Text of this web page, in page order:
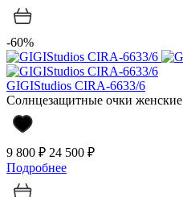
-60%
GIGIStudios CIRA-6633/6
Солнцезащитные очки женские
9 800 ₽ 24 500 ₽
Подробнее